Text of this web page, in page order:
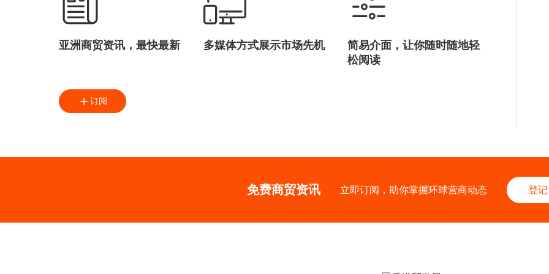
亚洲商贸资讯，最快最新 多媒体方式展示市场先机
简易介面，让你随时随地轻
松阅读
订阅
免费商贸资讯 立即订阅，助你掌握环球营商动态 登记